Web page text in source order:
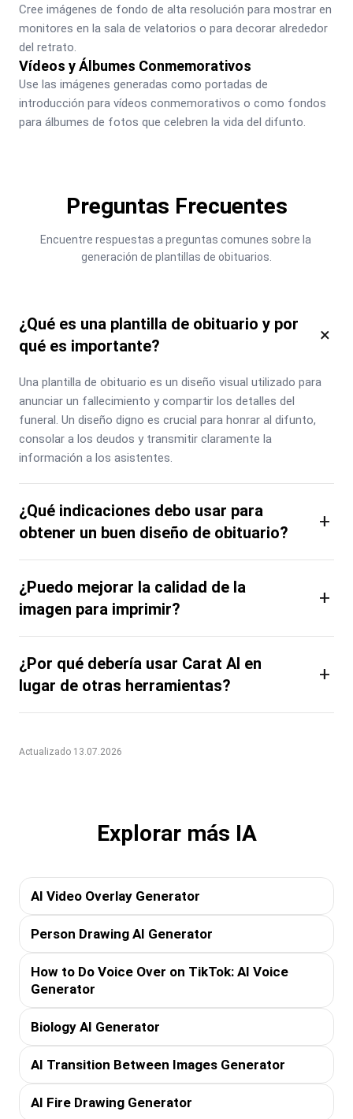
Cree imágenes de fondo de alta resolución para mostrar en
monitores en la sala de velatorios o para decorar alrededor
del retrato.
Vídeos y Álbumes Conmemorativos
Use las imágenes generadas como portadas de
introducción para vídeos conmemorativos o como fondos
para álbumes de fotos que celebren la vida del difunto.
Preguntas Frecuentes
Encuentre respuestas a preguntas comunes sobre la
generación de plantillas de obituarios.
¿Qué es una plantilla de obituario y por
qué es importante?
×
Una plantilla de obituario es un diseño visual utilizado para
anunciar un fallecimiento y compartir los detalles del
funeral. Un diseño digno es crucial para honrar al difunto,
consolar a los deudos y transmitir claramente la
información a los asistentes.
¿Qué indicaciones debo usar para
obtener un buen diseño de obituario?
+
¿Puedo mejorar la calidad de la
imagen para imprimir?
+
¿Por qué debería usar Carat AI en
lugar de otras herramientas?
+
Actualizado 13.07.2026
Explorar más IA
AI Video Overlay Generator
Person Drawing AI Generator
How to Do Voice Over on TikTok: AI Voice
Generator
Biology AI Generator
AI Transition Between Images Generator
AI Fire Drawing Generator